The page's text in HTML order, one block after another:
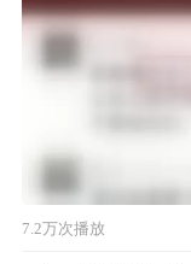
7.2万次播放